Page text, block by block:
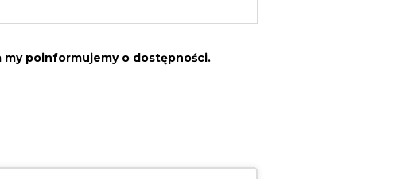
poinformujemy o dostępności.